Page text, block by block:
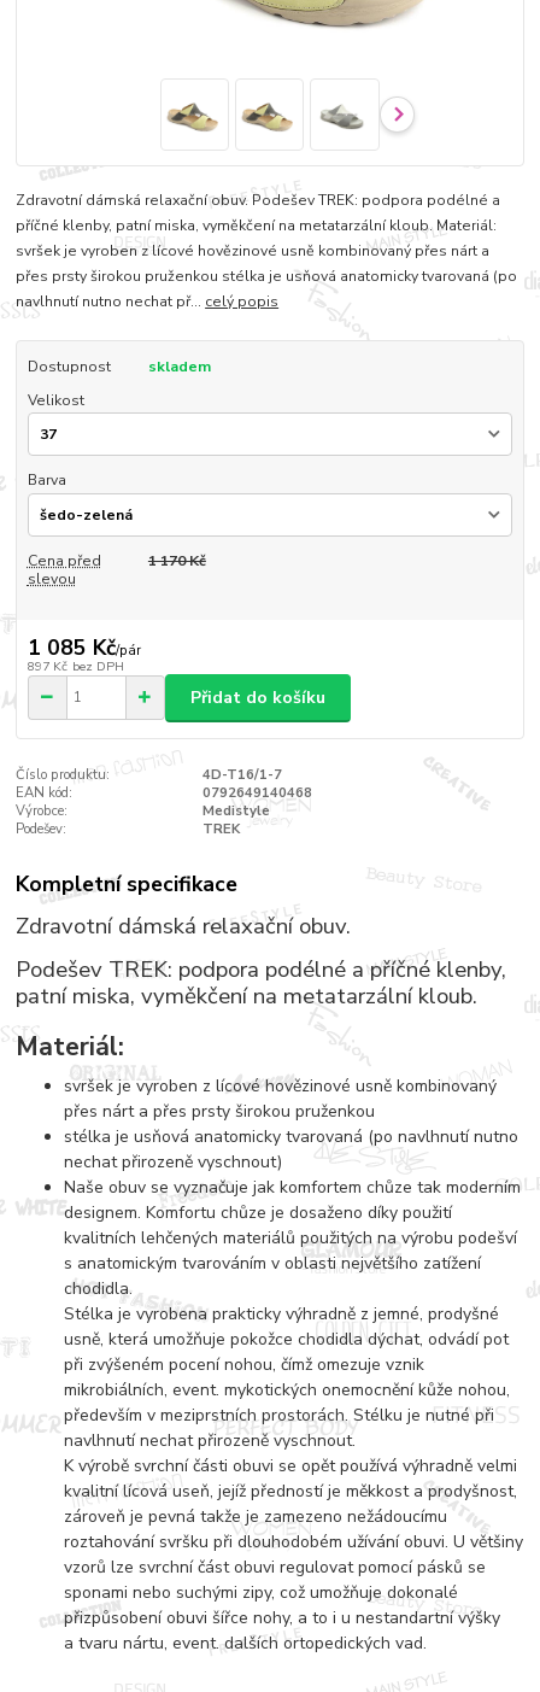
Zdravotní dámská relaxační obuv. Podešev TREK: podpora podélné a
příčné klenby, patní miska, vyměkčení na metatarzální kloub. Materiál:
svršek je vyroben z lícové hovězinové usně kombinovaný přes nárt a
přes prsty širokou pruženkou stélka je usňová anatomicky tvarovaná (po
navlhnutí nutno nechat př... celý popis
Dostupnost
skladem
Velikost
Barva
Cena před
slevou
1 170 Kč
1 085 Kč/pár
897 Kč bez DPH
Přidat do košíku
Číslo produktu:
4D-T16/1-7
EAN kód:
0792649140468
Výrobce:
Medistyle
Podešev:
TREK
Kompletní specifikace
Zdravotní dámská relaxační obuv.
Podešev TREK: podpora podélné a příčné klenby,
patní miska, vyměkčení na metatarzální kloub.
Materiál:
svršek je vyroben z lícové hovězinové usně kombinovaný
přes nárt a přes prsty širokou pruženkou
stélka je usňová anatomicky tvarovaná (po navlhnutí nutno
nechat přirozeně vyschnout)
Naše obuv se vyznačuje jak komfortem chůze tak moderním
designem. Komfortu chůze je dosaženo díky použití
kvalitních lehčených materiálů použitých na výrobu podešví
s anatomickým tvarováním v oblasti největšího zatížení
chodidla.
Stélka je vyrobena prakticky výhradně z jemné, prodyšné
usně, která umožňuje pokožce chodidla dýchat, odvádí pot
při zvýšeném pocení nohou, čímž omezuje vznik
mikrobiálních, event. mykotických onemocnění kůže nohou,
především v meziprstních prostorách. Stélku je nutné při
navlhnutí nechat přirozeně vyschnout.
K výrobě svrchní části obuvi se opět používá výhradně velmi
kvalitní lícová useň, jejíž předností je měkkost a prodyšnost,
zároveň je pevná takže je zamezeno nežádoucímu
roztahování svršku při dlouhodobém užívání obuvi. U většiny
vzorů lze svrchní část obuvi regulovat pomocí pásků se
sponami nebo suchými zipy, což umožňuje dokonalé
přizpůsobení obuvi šířce nohy, a to i u nestandartní výšky
a tvaru nártu, event. dalších ortopedických vad.